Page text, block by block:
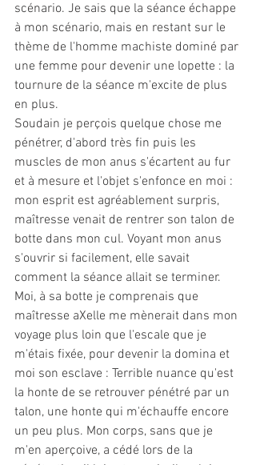
scénario. Je sais que la séance échappe
à mon scénario, mais en restant sur le
thème de l'homme machiste dominé par
une femme pour devenir une lopette : la
tournure de la séance m'excite de plus
en plus.
Soudain je perçois quelque chose me
pénétrer, d'abord très fin puis les
muscles de mon anus s'écartent au fur
et à mesure et l'objet s'enfonce en moi :
mon esprit est agréablement surpris,
maîtresse venait de rentrer son talon de
botte dans mon cul. Voyant mon anus
s'ouvrir si facilement, elle savait
comment la séance allait se terminer.
Moi, à sa botte je comprenais que
maîtresse aXelle me mènerait dans mon
voyage plus loin que l'escale que je
m'étais fixée, pour devenir la domina et
moi son esclave : Terrible nuance qu'est
la honte de se retrouver pénétré par un
talon, une honte qui m'échauffe encore
un peu plus. Mon corps, sans que je
m'en aperçoive, a cédé lors de la